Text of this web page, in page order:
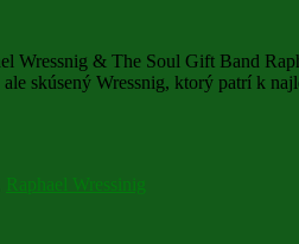
Wressnig & The Soul Gift Band
skúsený Wressnig, ktorý patrí k
Raphael Wressinig